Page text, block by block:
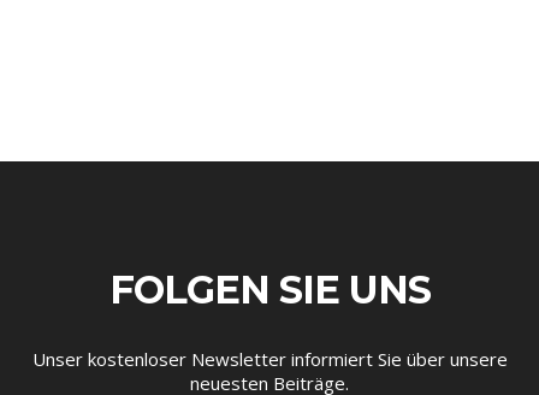
FOLGEN SIE UNS
Unser kostenloser Newsletter informiert Sie über unsere
neuesten Beiträge.